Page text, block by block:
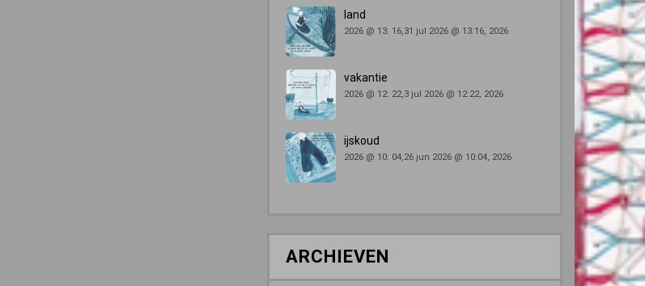
land
2026 @ 13: 16,31 jul 2026 @ 13:16, 2026
vakantie
2026 @ 12: 22,3 jul 2026 @ 12:22, 2026
ijskoud
2026 @ 10: 04,26 jun 2026 @ 10:04, 2026
ARCHIEVEN